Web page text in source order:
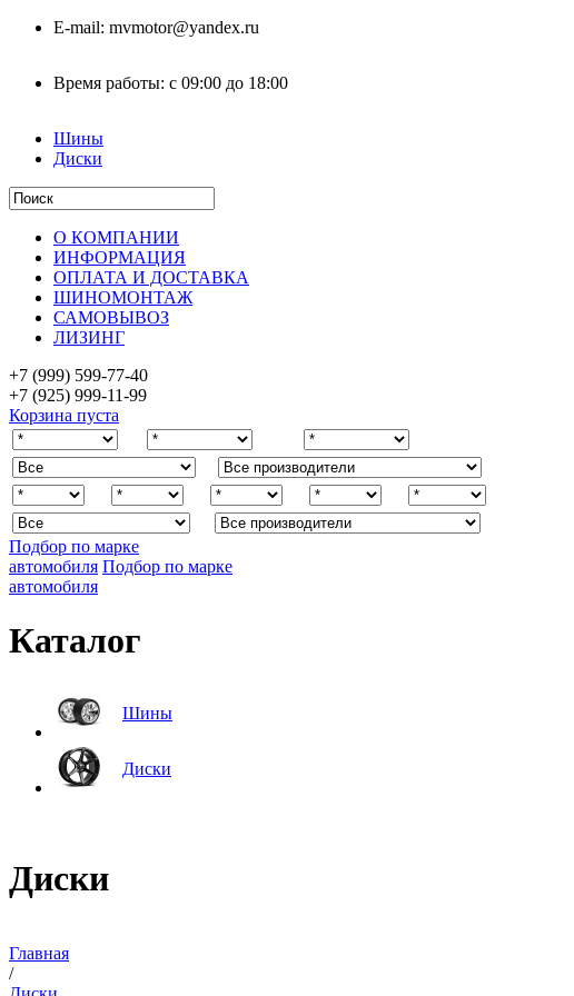
E-mail: mvmotor@yandex.ru
Время работы: с 09:00 до 18:00
Шины
Диски
О КОМПАНИИ
ИНФОРМАЦИЯ
ОПЛАТА И ДОСТАВКА
ШИНОМОНТАЖ
САМОВЫВОЗ
ЛИЗИНГ
+7 (999) 599-77-40
+7 (925) 999-11-99
Корзина пуста
Подбор по марке
автомобиля Подбор по марке
автомобиля
Каталог
Шины
Диски
Диски
Главная
/